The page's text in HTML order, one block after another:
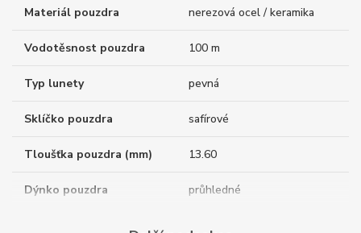
Materiál pouzdra nerezová ocel / keramika
Vodotěsnost pouzdra 100 m
Typ lunety pevná
Sklíčko pouzdra safírové
Tloušťka pouzdra (mm) 13.60
Dýnko pouzdra průhledné